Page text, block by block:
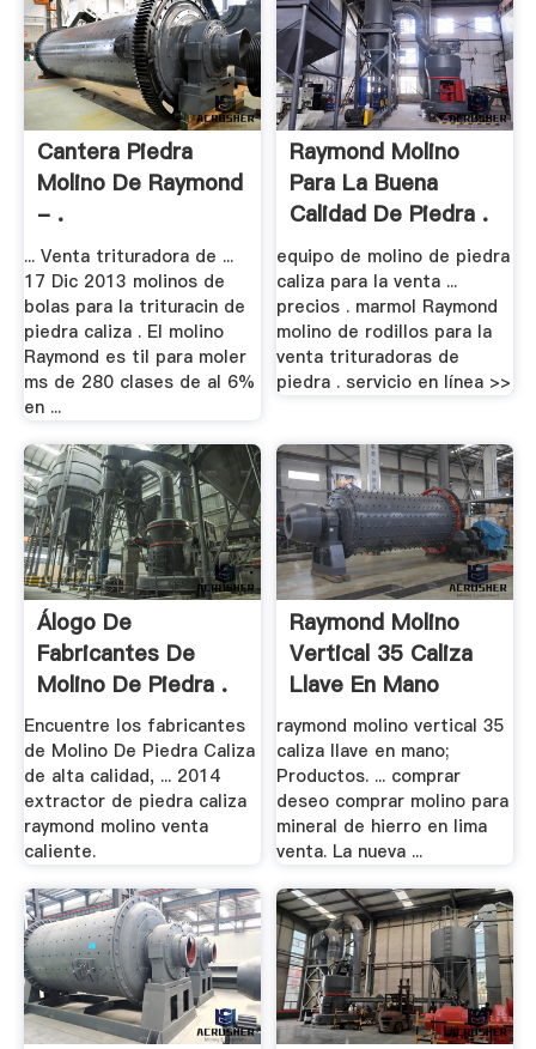
Cantera Piedra
Molino De Raymond
- .
... Venta trituradora de ...
17 Dic 2013 molinos de
bolas para la trituracin de
piedra caliza . El molino
Raymond es til para moler
ms de 280 clases de al 6%
en ...
Raymond Molino
Para La Buena
Calidad De Piedra .
equipo de molino de piedra
caliza para la venta ...
precios . marmol Raymond
molino de rodillos para la
venta trituradoras de
piedra . servicio en línea >>
Álogo De
Fabricantes De
Molino De Piedra .
Encuentre los fabricantes
de Molino De Piedra Caliza
de alta calidad, ... 2014
extractor de piedra caliza
raymond molino venta
caliente.
Raymond Molino
Vertical 35 Caliza
Llave En Mano
raymond molino vertical 35
caliza llave en mano;
Productos. ... comprar
deseo comprar molino para
mineral de hierro en lima
venta. La nueva ...